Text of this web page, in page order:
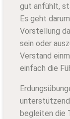
gut anfühlt,
Es geht
Vorstellung
sein oder
Verstand
einfach die
begleiten die